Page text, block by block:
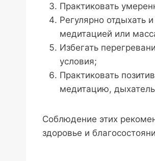
Практиковать
Регулярно отдыхать
медитацией или
Избегать
условия;
Практиковать
медитацию,
Соблюдение этих
здоровье и